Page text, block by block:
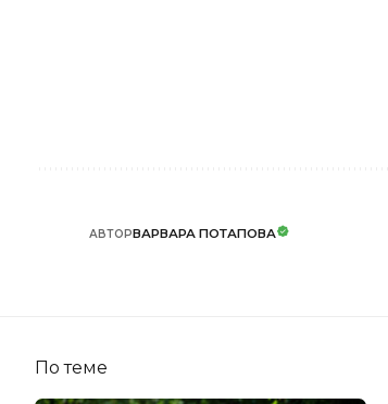
АВТОРВАРВАРА ПОТАПОВА
По теме